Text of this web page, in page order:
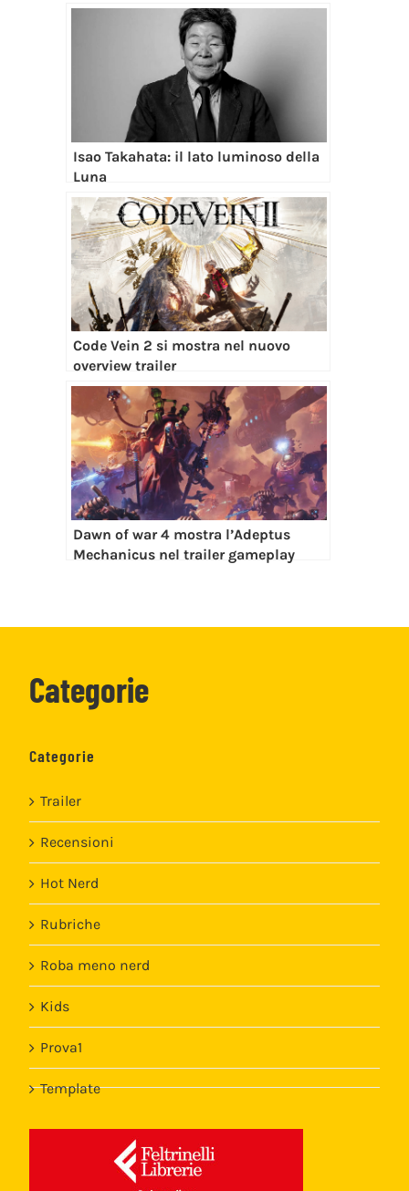
Isao Takahata: il lato luminoso della
Luna
Code Vein 2 si mostra nel nuovo
overview trailer
Dawn of war 4 mostra l’Adeptus
Mechanicus nel trailer gameplay
Categorie
Categorie
Trailer
Recensioni
Hot Nerd
Rubriche
Roba meno nerd
Kids
Prova1
Template